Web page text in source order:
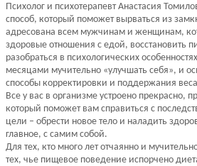
Психолог и психотерапевт Анастасия
способ, который поможет вырваться из
адресована всем мужчинам и женщинам,
здоровые отношения с едой, восстановить
разобраться в психологических
месяцами мучительно «улучшать себя», и
способы корректировки и поддержания
Все у вас в организме устроено прекрасно,
который поможет вам справиться с
цели – обрести новое тело и наладить
главное, с самим собой.
Для тех, кто много лет отчаянно и
тех, чье пищевое поведение испорчено